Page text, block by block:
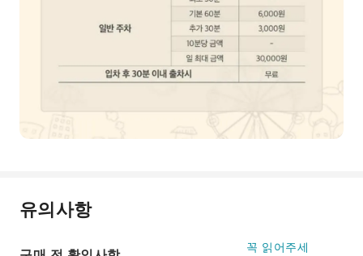
유의사항
꼭 읽어주세